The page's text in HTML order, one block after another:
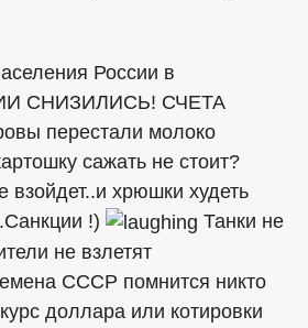
России в
СНИЗИЛИСЬ! СЧЕТА
перестали молоко
сажать не стоит?
взойдет..и хрюшки худеть
!)
Танки не
не взлетят
СССР помнится никто
доллара или котировки